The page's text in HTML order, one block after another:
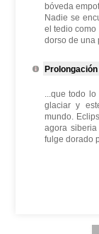
bóveda
Nadie se
el tedio como
dorso de una
...que todo
glaciar y
mundo.
agora
fulge dorado